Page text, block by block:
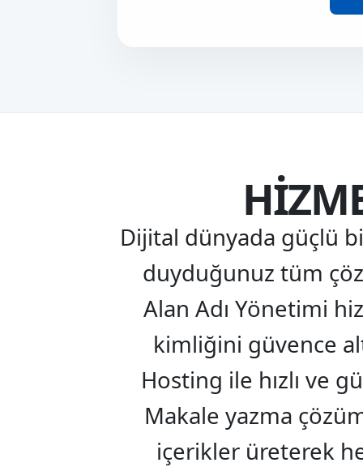
Dijital dünyada güçlü
duyduğunuz tüm
Alan Adı Yönetimi
kimliğini güvence
Hosting ile hızlı ve
Makale yazma
içerikler üreterek